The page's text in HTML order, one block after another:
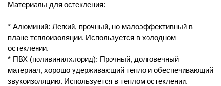
Материалы для остекления:
* Алюминий: Легкий, прочный, но малоэффективный в
плане теплоизоляции. Используется в холодном
остеклении.
* ПВХ (поливинилхлорид): Прочный, долговечный
материал, хорошо удерживающий тепло и обеспечивающий
звукоизоляцию. Используется в теплом остеклении.